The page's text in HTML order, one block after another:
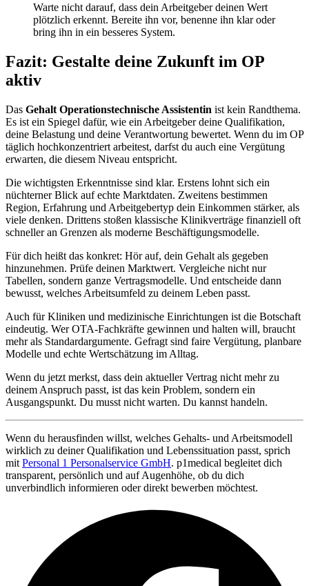
Warte nicht darauf, dass dein Arbeitgeber deinen Wert
plötzlich erkennt. Bereite ihn vor, benenne ihn klar oder
bring ihn in ein besseres System.
Fazit: Gestalte deine Zukunft im OP
aktiv
Das Gehalt Operationstechnische Assistentin ist kein Randthema.
Es ist ein Spiegel dafür, wie ein Arbeitgeber deine Qualifikation,
deine Belastung und deine Verantwortung bewertet. Wenn du im OP
täglich hochkonzentriert arbeitest, darfst du auch eine Vergütung
erwarten, die diesem Niveau entspricht.
Die wichtigsten Erkenntnisse sind klar. Erstens lohnt sich ein
nüchterner Blick auf echte Marktdaten. Zweitens bestimmen
Region, Erfahrung und Arbeitgebertyp dein Einkommen stärker, als
viele denken. Drittens stoßen klassische Klinikverträge finanziell oft
schneller an Grenzen als moderne Beschäftigungsmodelle.
Für dich heißt das konkret: Hör auf, dein Gehalt als gegeben
hinzunehmen. Prüfe deinen Marktwert. Vergleiche nicht nur
Tabellen, sondern ganze Vertragsmodelle. Und entscheide dann
bewusst, welches Arbeitsumfeld zu deinem Leben passt.
Auch für Kliniken und medizinische Einrichtungen ist die Botschaft
eindeutig. Wer OTA-Fachkräfte gewinnen und halten will, braucht
mehr als Standardargumente. Gefragt sind faire Vergütung, planbare
Modelle und echte Wertschätzung im Alltag.
Wenn du jetzt merkst, dass dein aktueller Vertrag nicht mehr zu
deinem Anspruch passt, ist das kein Problem, sondern ein
Ausgangspunkt. Du musst nicht warten. Du kannst handeln.
Wenn du herausfinden willst, welches Gehalts- und Arbeitsmodell
wirklich zu deiner Qualifikation und Lebenssituation passt, sprich
mit Personal 1 Personalservice GmbH. p1medical begleitet dich
transparent, persönlich und auf Augenhöhe, ob du dich
unverbindlich informieren oder direkt bewerben möchtest.